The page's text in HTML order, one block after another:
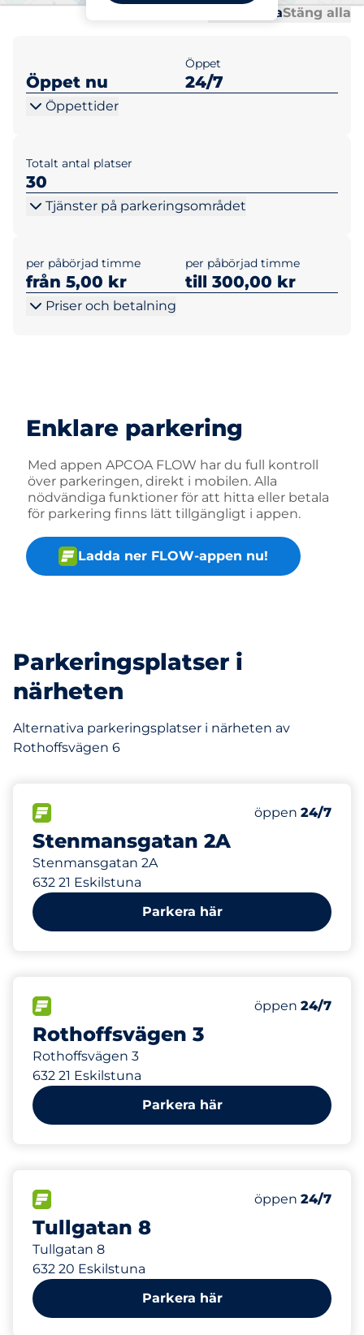
Öppna allaStäng alla
Öppet nu
Öppet
24/7
Öppettider
Totalt antal platser
30
Tjänster på parkeringsområdet
per påbörjad timme
från 5,00 kr
per påbörjad timme
till 300,00 kr
Priser och betalning
Enklare parkering
Med appen APCOA FLOW har du full kontroll
över parkeringen, direkt i mobilen. Alla
nödvändiga funktioner för att hitta eller betala
för parkering finns lätt tillgängligt i appen.
Ladda ner FLOW-appen nu!
Parkeringsplatser i
närheten
Alternativa parkeringsplatser i närheten av
Rothoffsvägen 6
Stenmansgatan 2A
Stenmansgatan 2A
632 21 Eskilstuna
öppen 24/7
175 m
Parkera här
Rothoffsvägen 3
Rothoffsvägen 3
632 21 Eskilstuna
Antal
Totalt antal
öppen 24/7
175 m
Parkera här
Tullgatan 8
Tullgatan 8
632 20 Eskilstuna
Antal
Totalt antal
öppen 24/7
211 m
Parkera här